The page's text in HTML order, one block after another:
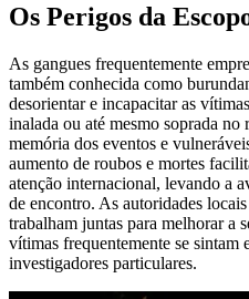
Os Perigos da
As gangues frequentemente
também conhecida como
desorientar e incapacitar as
inalada ou até mesmo soprada
memória dos eventos e
aumento de roubos e mortes
atenção internacional, levando a
de encontro. As autoridades
trabalham juntas para melhorar a
vítimas frequentemente se sintam
investigadores particulares.